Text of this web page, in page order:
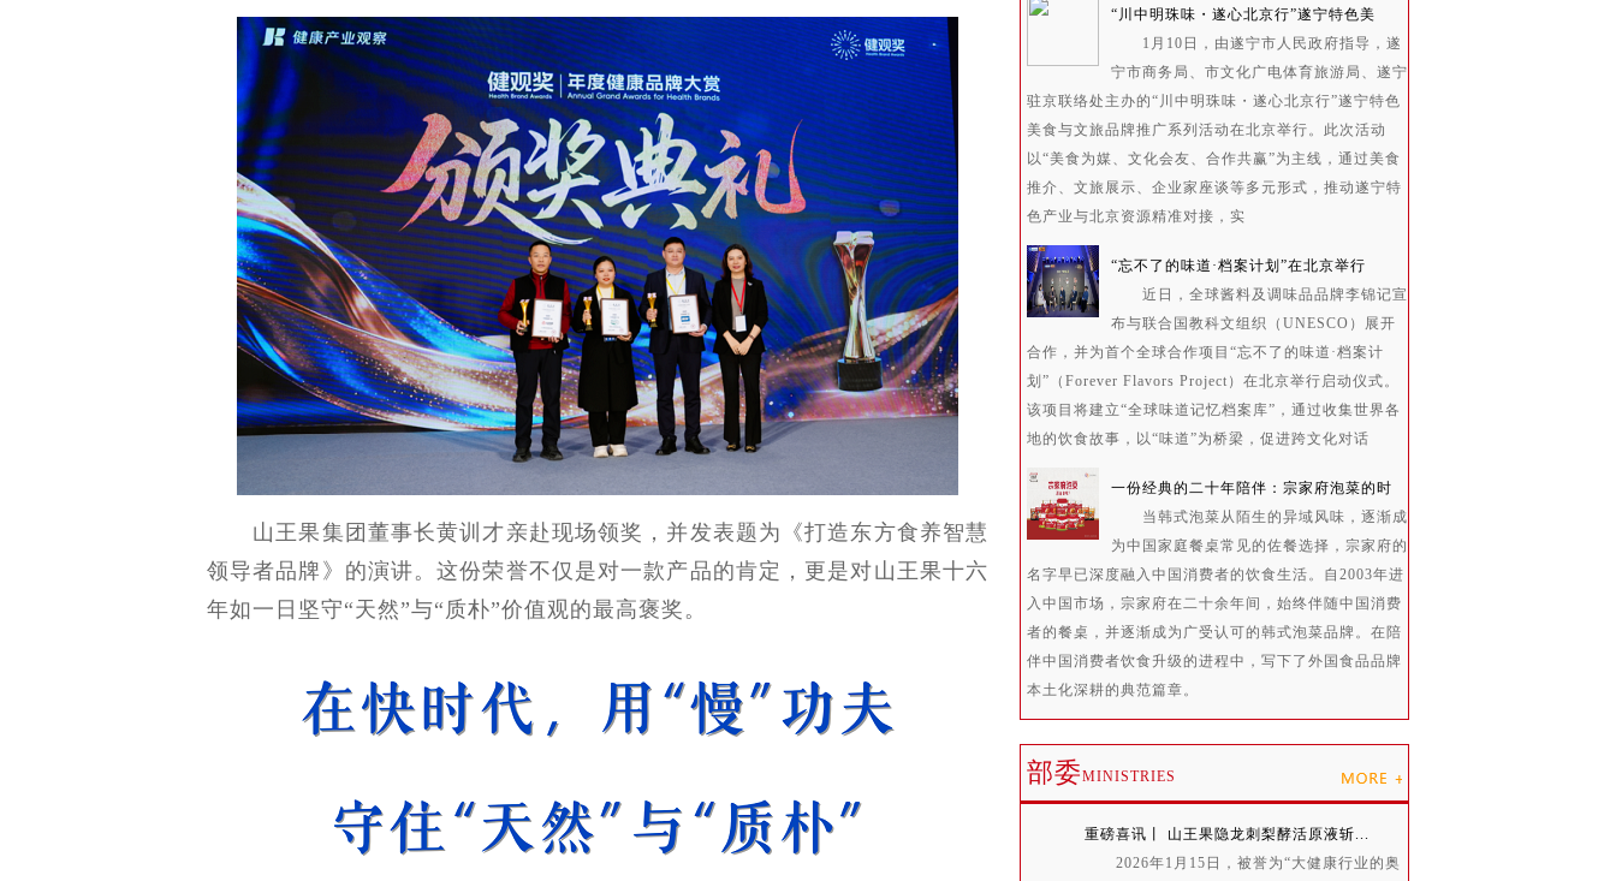
山王果集团董事长黄训才亲赴现场领奖，并发表题为《打造东方食养智慧
领导者品牌》的演讲。这份荣誉不仅是对一款产品的肯定，更是对山王果十六
年如一日坚守“天然”与“质朴”价值观的最高褒奖。
“川中明珠味・遂心北京行”遂宁特色美
1月10日，由遂宁市人民政府指导，遂
宁市商务局、市文化广电体育旅游局、遂宁
驻京联络处主办的“川中明珠味・遂心北京行”遂宁特色
美食与文旅品牌推广系列活动在北京举行。此次活动
以“美食为媒、文化会友、合作共赢”为主线，通过美食
推介、文旅展示、企业家座谈等多元形式，推动遂宁特
色产业与北京资源精准对接，实
“忘不了的味道·档案计划”在北京举行
近日，全球酱料及调味品品牌李锦记宣
布与联合国教科文组织（UNESCO）展开
合作，并为首个全球合作项目“忘不了的味道·档案计
划”（Forever Flavors Project）在北京举行启动仪式。
该项目将建立“全球味道记忆档案库”，通过收集世界各
地的饮食故事，以“味道”为桥梁，促进跨文化对话
一份经典的二十年陪伴：宗家府泡菜的时
当韩式泡菜从陌生的异域风味，逐渐成
为中国家庭餐桌常见的佐餐选择，宗家府的
名字早已深度融入中国消费者的饮食生活。自2003年进
入中国市场，宗家府在二十余年间，始终伴随中国消费
者的餐桌，并逐渐成为广受认可的韩式泡菜品牌。在陪
伴中国消费者饮食升级的进程中，写下了外国食品品牌
本土化深耕的典范篇章。
部委MINISTRIES
重磅喜讯丨 山王果隐龙刺梨酵活原液斩...
2026年1月15日，被誉为“大健康行业的奥